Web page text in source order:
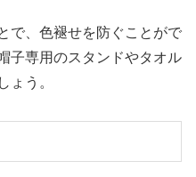
で、色褪せを防ぐことがで
子専用のスタンドやタオル
ょう。